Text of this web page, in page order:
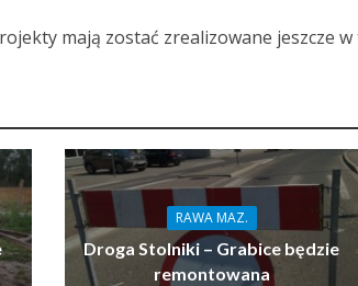
mają zostać zrealizowane jeszcze
RAWA MAZ.
Droga Stolniki – Grabice będzie
remontowana